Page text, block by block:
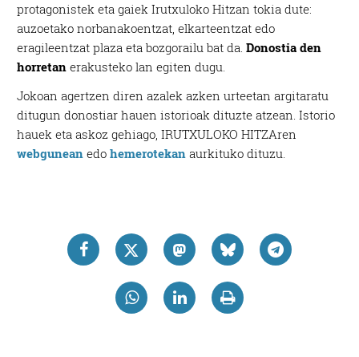
protagonistek eta gaiek Irutxuloko Hitzan tokia dute:
auzoetako norbanakoentzat, elkarteentzat edo
eragileentzat plaza eta bozgorailu bat da.Donostia den
horretan erakusteko lan egiten dugu.
Jokoan agertzen diren azalek azken urteetan argitaratu
ditugun donostiar hauen istorioak dituzte atzean. Istorio
hauek eta askoz gehiago, IRUTXULOKO HITZAren
webgunean edohemerotekan aurkituko dituzu.